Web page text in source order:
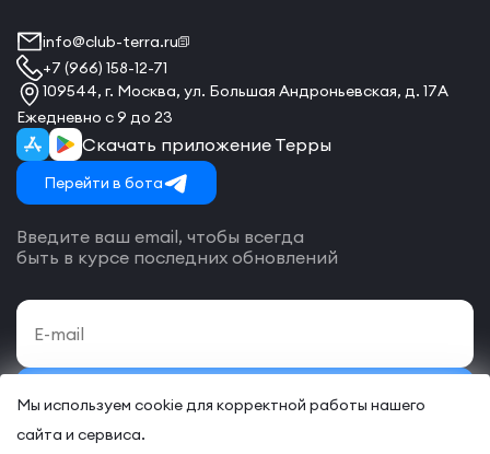
info@club-terra.ru
+7 (966) 158-12-71
109544, г. Москва, ул. Большая Андроньевская, д. 17А
Ежедневно с 9 до 23
Скачать приложение Терры
Перейти в бота
Введите ваш email, чтобы всегда
быть в курсе последних обновлений
Даю своё согласие на обработку
Мы используем cookie для корректной работы нашего
сайта и сервиса.